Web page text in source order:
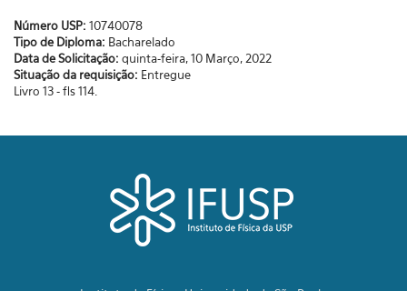
Número USP: 10740078
Tipo de Diploma: Bacharelado
Data de Solicitação: quinta-feira, 10 Março, 2022
Situação da requisição: Entregue
Livro 13 - fls 114.